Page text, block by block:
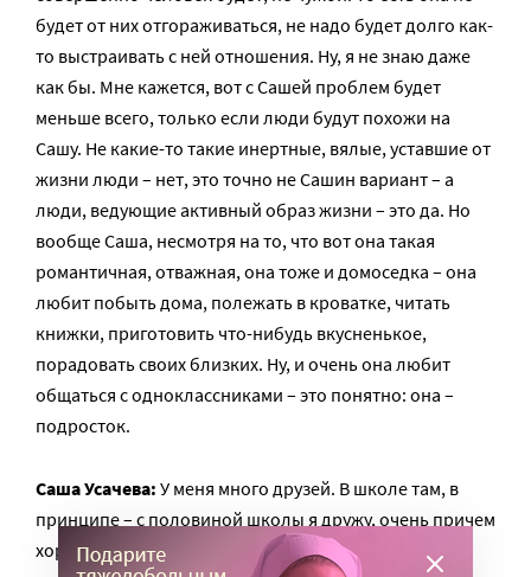
будет от них отгораживаться, не надо будет долго как-
то выстраивать с ней отношения. Ну, я не знаю даже
как бы. Мне кажется, вот с Сашей проблем будет
меньше всего, только если люди будут похожи на
Сашу. Не какие-то такие инертные, вялые, уставшие от
жизни люди – нет, это точно не Сашин вариант – а
люди, ведующие активный образ жизни – это да. Но
вообще Саша, несмотря на то, что вот она такая
романтичная, отважная, она тоже и домоседка – она
любит побыть дома, полежать в кроватке, читать
книжки, приготовить что-нибудь вкусненькое,
порадовать своих близких. Ну, и очень она любит
общаться с одноклассниками – это понятно: она –
подросток.
Саша Усачева: У меня много друзей. В школе там, в
принципе – с половиной школы я дружу, очень причем
хорошо, с классом очень хорошо дружу…